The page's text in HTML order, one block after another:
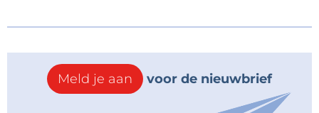
Meld je aan voor de nieuwbrief